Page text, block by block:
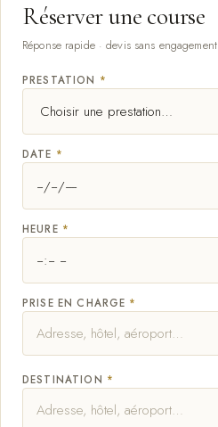
Réserver une course
Réponse rapide · devis sans
PRESTATION *
DATE *
HEURE *
PRISE EN CHARGE *
DESTINATION *